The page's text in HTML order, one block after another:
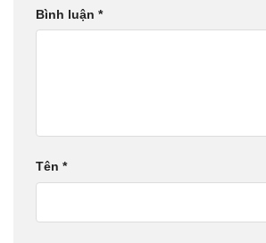
Bình luận *
Tên *